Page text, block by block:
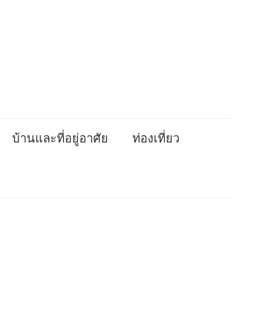
บ้านและที่อยู่อาศัย ท่องเที่ยว